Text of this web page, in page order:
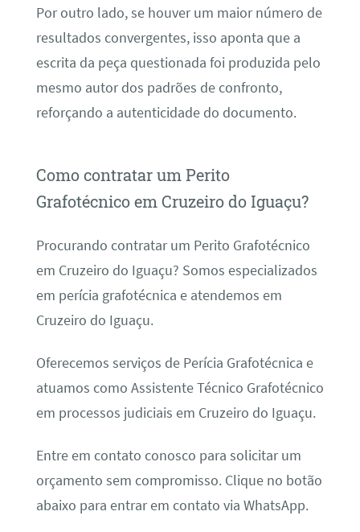
Por outro lado, se houver um maior número de
resultados convergentes, isso aponta que a
escrita da peça questionada foi produzida pelo
mesmo autor dos padrões de confronto,
reforçando a autenticidade do documento.
Como contratar um Perito
Grafotécnico em Cruzeiro do Iguaçu?
Procurando contratar um Perito Grafotécnico
em Cruzeiro do Iguaçu? Somos especializados
em perícia grafotécnica e atendemos em
Cruzeiro do Iguaçu.
Oferecemos serviços de Perícia Grafotécnica e
atuamos como Assistente Técnico Grafotécnico
em processos judiciais em Cruzeiro do Iguaçu.
Entre em contato conosco para solicitar um
orçamento sem compromisso. Clique no botão
abaixo para entrar em contato via WhatsApp.